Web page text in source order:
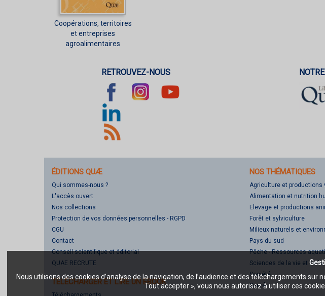
Nous utilisons des cookies d’analyse de la navigation, de l’audience et des téléchargements
Tout accepter », vous nous autorisez à utiliser ces
Coopérations, territoires
et entreprises
agroalimentaires
RETROUVEZ-NOUS
ÉDITIONS QUÆ
Qui sommes-nous ?
L'accès ouvert
Nos collections
Protection de vos données personnelles - RGPD
CGU
Contact
Conseil scientifique et éditorial
QUAE RECRUTE
TÉLÉCHARGER ET LIRE UN EBOOK
NOS THÉMATIQUES
Agriculture et productions
Alimentation et nutrition
Elevage et productions
Forêt et sylviculture
Milieux naturels et
Pays du sud
Pêche - Ressources
Sciences de la vie et de la
Société
Santé